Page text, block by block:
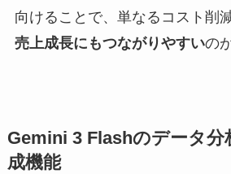
向けることで、単なるコスト削
売上成長にもつながりやすいの
Gemini 3 Flashのデータ分
成機能